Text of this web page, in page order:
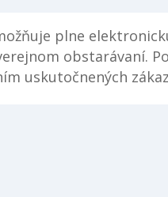
plne
obstarávaní.
uskutočnených